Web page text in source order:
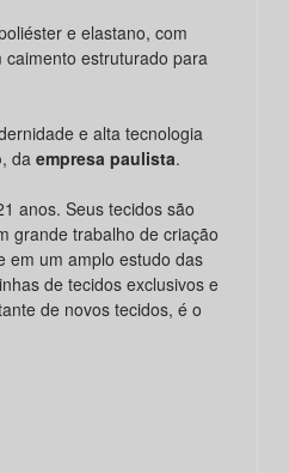
e elastano, com
estruturado para
e alta tecnologia
, da empresa paulista.
anos. Seus tecidos são
grande trabalho de criação
em um amplo estudo das
de tecidos exclusivos e
de novos tecidos, é o